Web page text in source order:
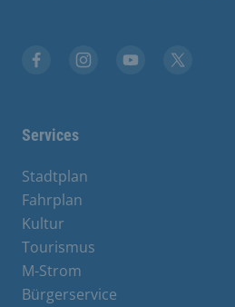
Services
Stadtplan
Fahrplan
Kultur
Tourismus
M-Strom
Bürgerservice